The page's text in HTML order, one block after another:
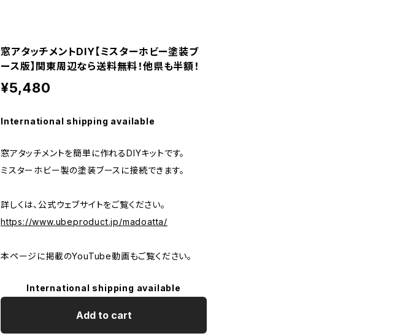
窓アタッチメントDIY【ミスターホビー塗装ブ
ース版】関東周辺なら送料無料！他県も半額！
¥5,480
International shipping available
窓アタッチメントを簡単に作れるDIYキットです。
ミスターホビー製の塗装ブースに接続できます。
詳しくは、公式ウェブサイトをご覧ください。
https://www.ubeproduct.jp/madoatta/
本ページに掲載のYouTube動画もご覧ください。
International shipping available
Add to cart